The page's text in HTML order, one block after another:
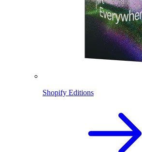
Shopify Editions